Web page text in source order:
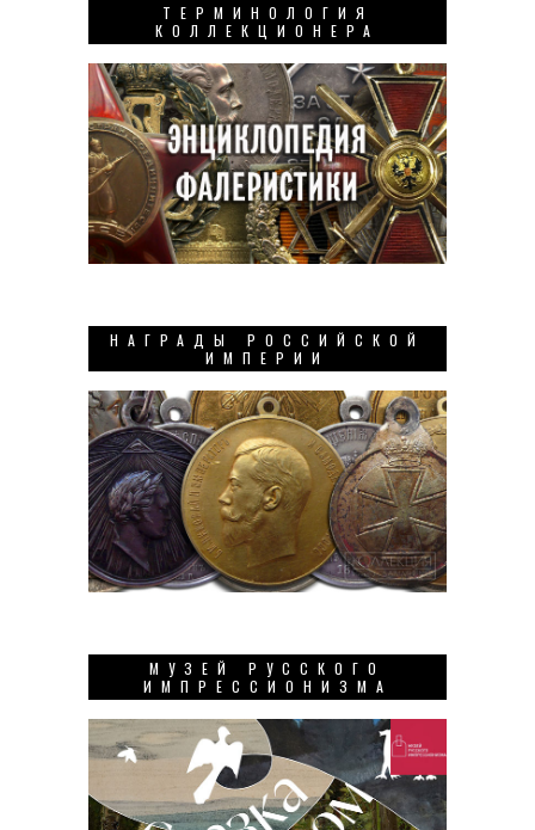
ТЕРМИНОЛОГИЯ
КОЛЛЕКЦИОНЕРА
НАГРАДЫ РОССИЙСКОЙ
ИМПЕРИИ
МУЗЕЙ РУССКОГО
ИМПРЕССИОНИЗМА